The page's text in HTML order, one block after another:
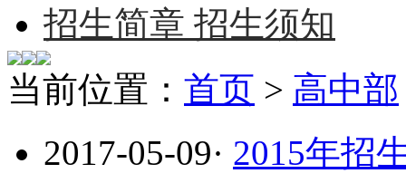
招生简章 招生须知
当前位置： 首页 > 高中部
2017-05-09· 2015年招